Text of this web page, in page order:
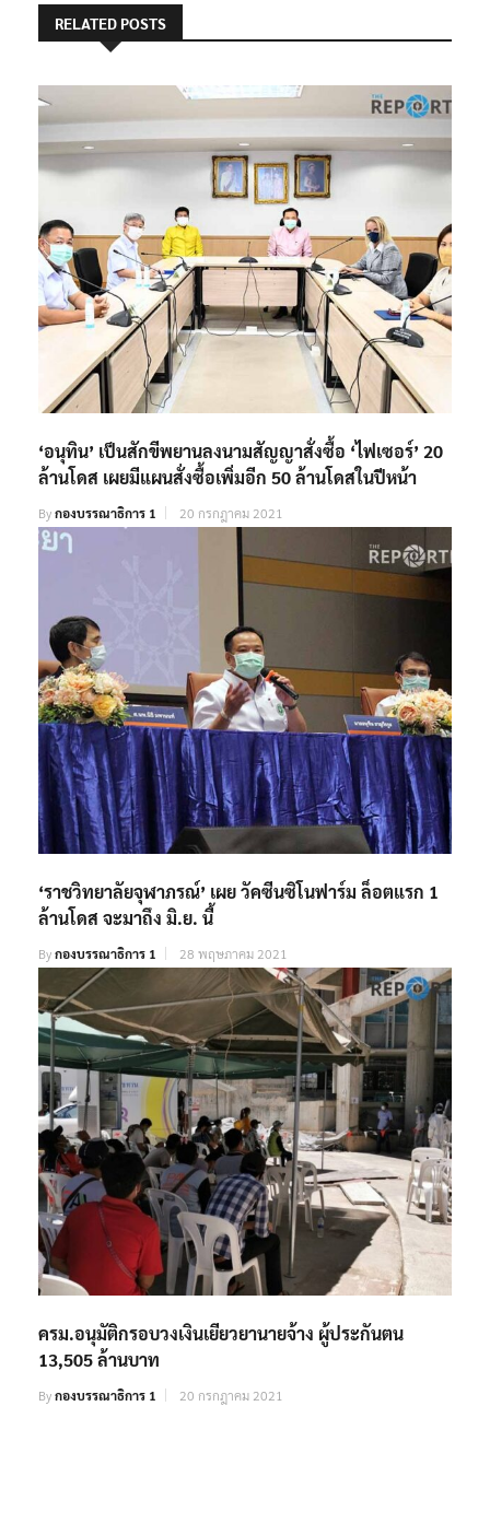
RELATED POSTS
‘อนุทิน’ เป็นสักขีพยานลงนามสัญญาสั่งซื้อ ‘ไฟเซอร์’ 20
ล้านโดส เผยมีแผนสั่งซื้อเพิ่มอีก 50 ล้านโดสในปีหน้า
Byกองบรรณาธิการ 1 20 กรกฎาคม 2021
‘ราชวิทยาลัยจุฬาภรณ์’ เผย วัคซีนซิโนฟาร์ม ล็อตแรก 1
ล้านโดส จะมาถึง มิ.ย. นี้
Byกองบรรณาธิการ 1 28 พฤษภาคม 2021
ครม.อนุมัติกรอบวงเงินเยียวยานายจ้าง ผู้ประกันตน
13,505 ล้านบาท
Byกองบรรณาธิการ 1 20 กรกฎาคม 2021